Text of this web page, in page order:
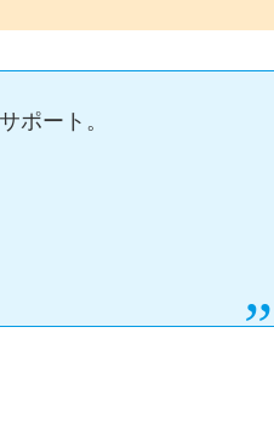
ポート。